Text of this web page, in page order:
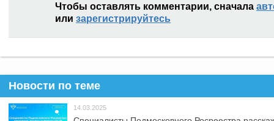
Чтобы оставлять комментарии, сначала
или зарегистрируйтесь
Новости по теме
14.03.2025